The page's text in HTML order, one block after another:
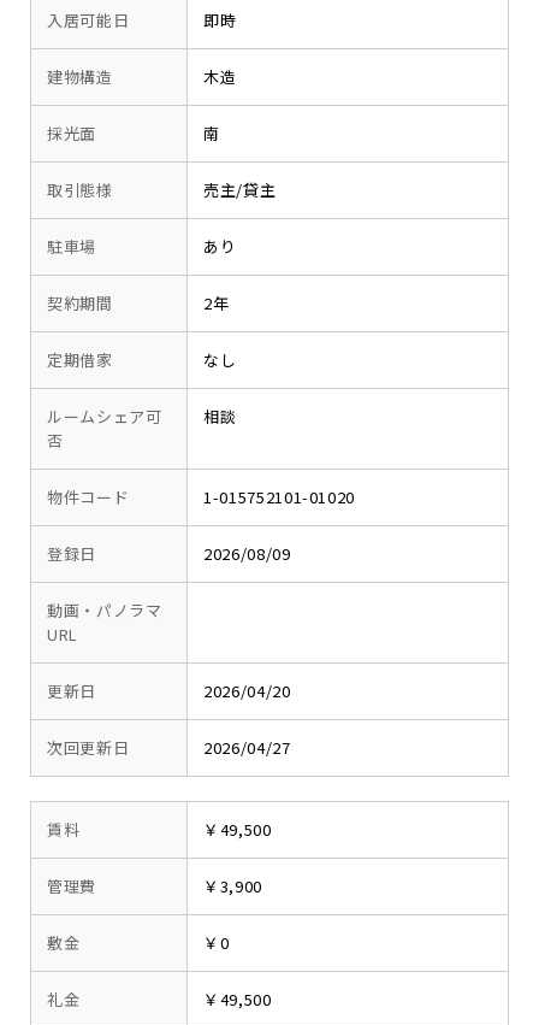
入居可能日 即時
建物構造 木造
採光面 南
取引態様 売主/貸主
駐車場 あり
契約期間 2年
定期借家 なし
ルームシェア可
否
相談
物件コード 1-015752101-01020
登録日 2026/08/09
動画・パノラマ
URL
更新日 2026/04/20
次回更新日 2026/04/27
賃料 ￥49,500
管理費 ￥3,900
敷金 ￥0
礼金 ￥49,500